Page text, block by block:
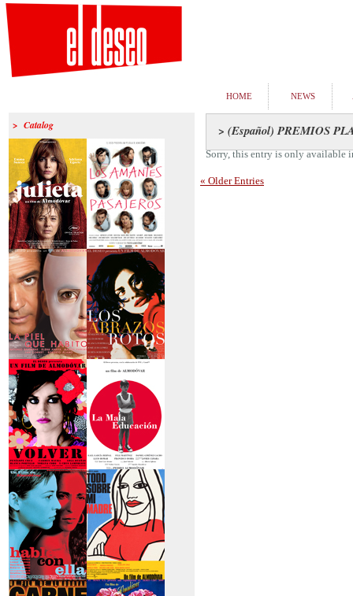
HOME NEWS
> Catalog
>Julieta
>Los amantes
pasajeros
>La piel que habito >Los abrazos rotos
>Volver >La mala educación
>Hable con ella
>Todo sobre mi
> (Español) PREMIOS
Sorry, this entry is only available
« Older Entries